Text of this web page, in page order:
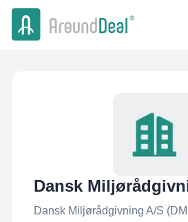
Dansk
Dansk Miljørådgivning A/S